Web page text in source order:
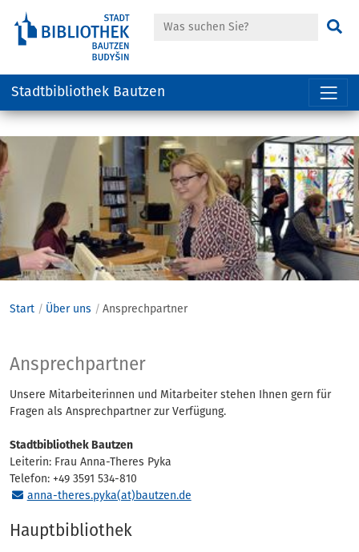
Hauptregion
der
Seite
Suche
Stadtbibliothek Bautzen
Start Über uns Ansprechpartner
Ansprechpartner
Ansprechpartner
Unsere Mitarbeiterinnen und Mitarbeiter stehen Ihnen gern für
Fragen als Ansprechpartner zur Verfügung.
Stadtbibliothek Bautzen
Leiterin: Frau Anna-Theres Pyka
Telefon: +49 3591 534-810
anna-theres.pyka(at)bautzen.de
Hauptbibliothek